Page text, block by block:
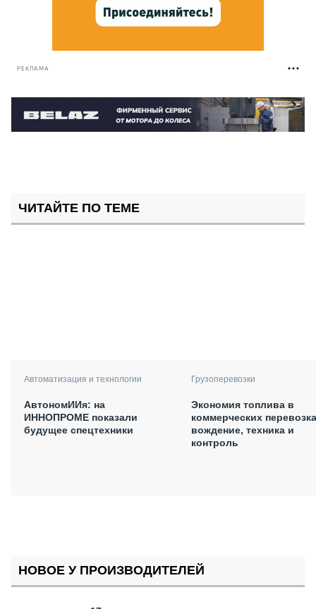
РЕКЛАМА
ЧИТАЙТЕ ПО ТЕМЕ
Автоматизация и технологии
АвтономИИя: на
ИННОПРОМЕ показали
будущее спецтехники
Грузоперевозки
Экономия топлива в
коммерческих
вождение, техника и
контроль
НОВОЕ У ПРОИЗВОДИТЕЛЕЙ